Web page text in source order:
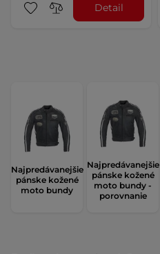
Detail
Najpredávanejšie
pánske kožené
moto bundy
Najpredávanejšie
pánske kožené
moto bundy -
porovnanie